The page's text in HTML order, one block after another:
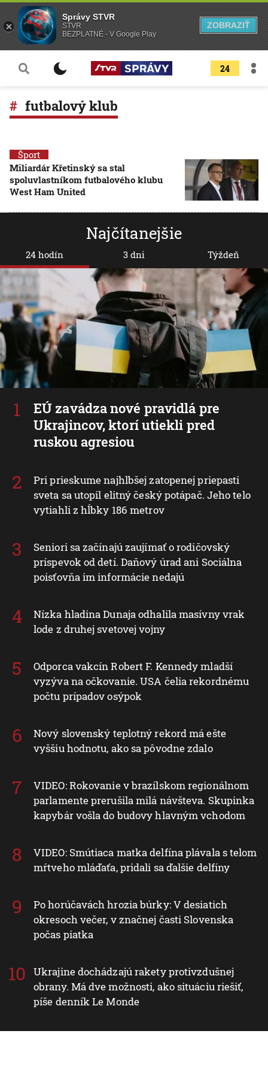
24
futbalový klub
Šport
Miliardár Křetinský sa stal
spoluvlastníkom futbalového klubu
West Ham United
Najčítanejšie
24 hodín
EÚ zavádza nové pravidlá pre
Ukrajincov, ktorí utiekli pred
ruskou agresiou
Pri prieskume najhlbšej zatopenej priepasti
sveta sa utopil elitný český potápač. Jeho telo
vytiahli z hĺbky 186 metrov
Seniori sa začínajú zaujímať o rodičovský
príspevok od detí. Daňový úrad ani Sociálna
poisťovňa im informácie nedajú
Nízka hladina Dunaja odhalila masívny vrak
lode z druhej svetovej vojny
Odporca vakcín Robert F. Kennedy mladší
vyzýva na očkovanie. USA čelia rekordnému
počtu prípadov osýpok
Nový slovenský teplotný rekord má ešte
vyššiu hodnotu, ako sa pôvodne zdalo
VIDEO: Rokovanie v brazílskom regionálnom
parlamente prerušila milá návšteva. Skupinka
kapybár vošla do budovy hlavným vchodom
VIDEO: Smútiaca matka delfína plávala s telom
mŕtveho mláďaťa, pridali sa ďalšie delfíny
Po horúčavách hrozia búrky: V desiatich
okresoch večer, v značnej časti Slovenska
počas piatka
Ukrajine dochádzajú rakety protivzdušnej
obrany. Má dve možnosti, ako situáciu riešiť,
píše denník Le Monde
3 dni Týždeň
Správy STVR
STVR
BEZPLATNÉ - V Google Play
ZOBRAZIŤ